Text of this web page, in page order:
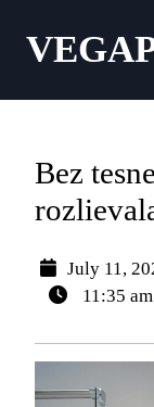
Bez
July 11,
11:35 am